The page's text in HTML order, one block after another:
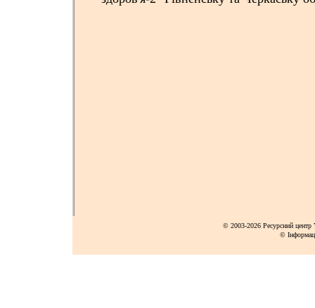
© 2003-2026 Ресурсний
©